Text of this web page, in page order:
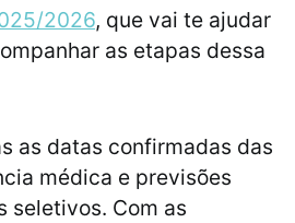
2026, que vai te ajudar
as etapas dessa
as datas confirmadas das
médica e previsões
seletivos. Com as